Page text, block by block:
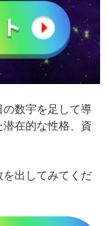
数宇を足して導
在的な性格、資
を出してみてくだ